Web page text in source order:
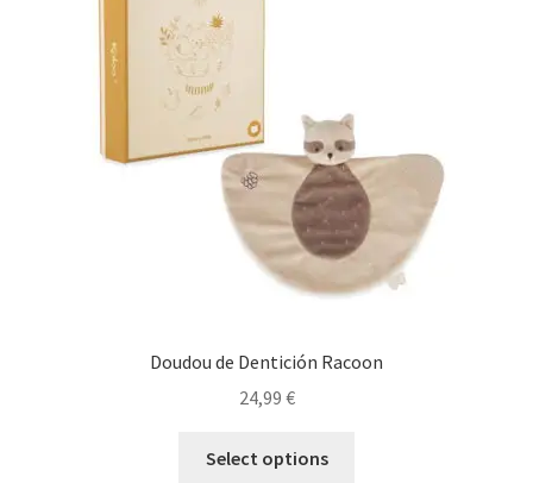
Doudou de Dentición Racoon
24,99 €
Select options